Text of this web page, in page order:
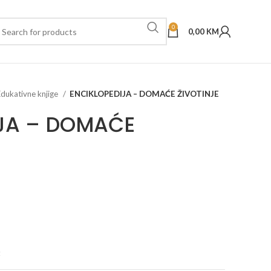
0 0,00 KM
knjige ENCIKLOPEDIJA – DOMAĆE ŽIVOTINJE
– DOMAĆE